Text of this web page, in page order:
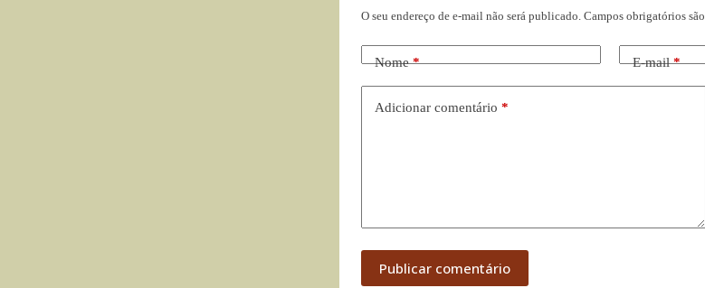
O seu endereço de e-mail não será publicado. Campos obrigatórios
Nome* E-mail*
Adicionar comentário *
Publicar comentário